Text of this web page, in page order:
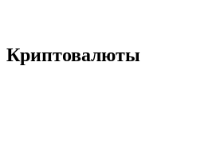
Криптовалюты